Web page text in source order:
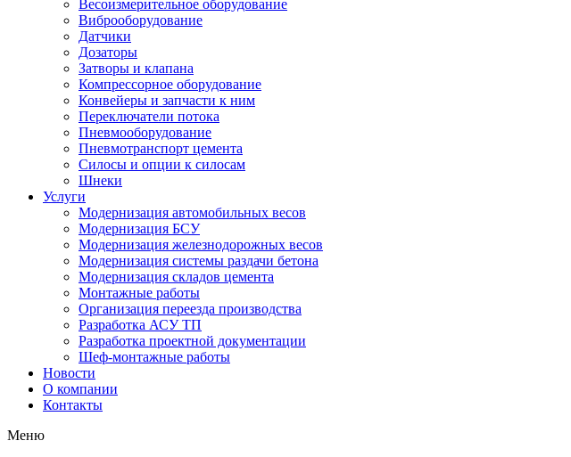
Весоизмерительное оборудование
Виброоборудование
Датчики
Дозаторы
Затворы и клапана
Компрессорное оборудование
Конвейеры и запчасти к ним
Переключатели потока
Пневмооборудование
Пневмотранспорт цемента
Силосы и опции к силосам
Шнеки
Услуги
Модернизация автомобильных весов
Модернизация БСУ
Модернизация железнодорожных весов
Модернизация системы раздачи бетона
Модернизация складов цемента
Монтажные работы
Организация переезда производства
Разработка АСУ ТП
Разработка проектной документации
Шеф-монтажные работы
Новости
О компании
Контакты
Меню